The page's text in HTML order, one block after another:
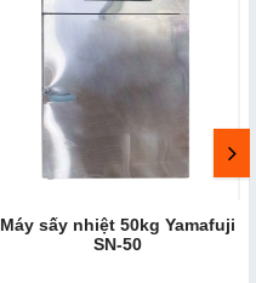
Máy sấy nhiệt 50kg Yamafuji
SN-50